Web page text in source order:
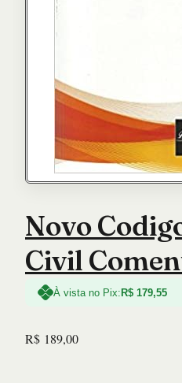
Novo
Civil
À vista no Pix:R$ 179,55
R$ 189,00